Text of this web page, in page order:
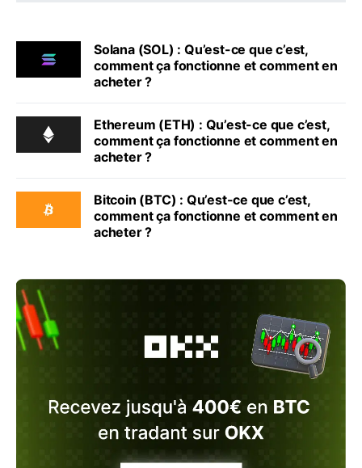
Solana (SOL) : Qu’est-ce que c’est,
comment ça fonctionne et comment en
acheter ?
Ethereum (ETH) : Qu’est-ce que c’est,
comment ça fonctionne et comment en
acheter ?
Bitcoin (BTC) : Qu’est-ce que c’est,
comment ça fonctionne et comment en
acheter ?